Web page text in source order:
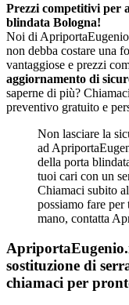
Prezzi competitivi per
blindata Bologna!
Noi di
non debba costare una
vantaggiose e prezzi
aggiornamento di
saperne di più?
preventivo gratuito e
Non lasciare la
ad
della porta
tuoi cari con un
Chiamaci subito al
possiamo fare
mano, contatta
sostituzione di
chiamaci per